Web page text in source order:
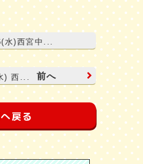
水)西宮中...
) 西... 前へ
戻る